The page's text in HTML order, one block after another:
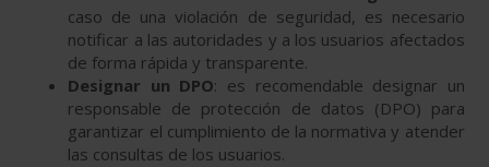
caso de una violación de seguridad, es necesario
notificar a las autoridades y a los usuarios afectados
de forma rápida y transparente.
Designar un DPO: es recomendable designar un
responsable de protección de datos (DPO) para
garantizar el cumplimiento de la normativa y atender
las consultas de los usuarios.